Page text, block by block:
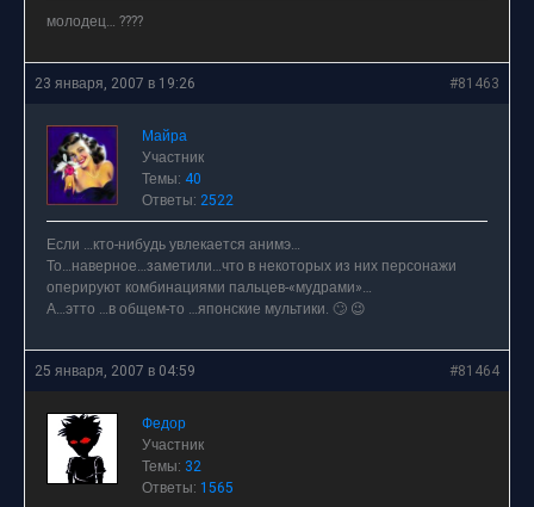
молодец… ????
23 января, 2007 в 19:26 #81463
Майра
Участник
Темы: 40
Ответы: 2522
Если …кто-нибудь увлекается анимэ…
То…наверное…заметили…что в некоторых из них персонажи
оперируют комбинациями пальцев-«мудрами»…
А…этто …в общем-то …японские мультики. 🙄 😉
25 января, 2007 в 04:59 #81464
Федор
Участник
Темы: 32
Ответы: 1565